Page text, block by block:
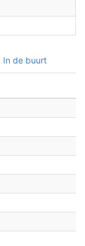
In de buurt